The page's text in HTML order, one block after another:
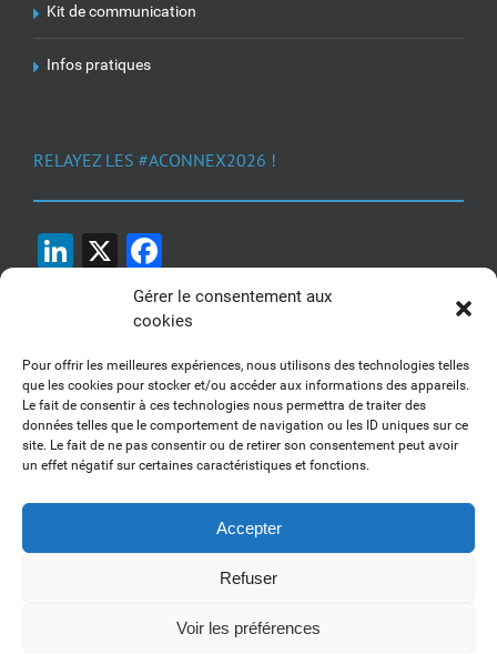
Gérer le consentement aux
cookies
Pour offrir les meilleures expériences, nous utilisons des technologies telles
que les cookies pour stocker et/ou accéder aux informations des appareils.
Le fait de consentir à ces technologies nous permettra de traiter des
données telles que le comportement de navigation ou les ID uniques sur ce
site. Le fait de ne pas consentir ou de retirer son consentement peut avoir
un effet négatif sur certaines caractéristiques et fonctions.
Accepter
Refuser
Voir les préférences
Kit de communication
Infos pratiques
RELAYEZ LES #ACONNEX2026 !
LinkedIn
X
1, 2, 3... Buzzez !
Découvrez nos kits communication